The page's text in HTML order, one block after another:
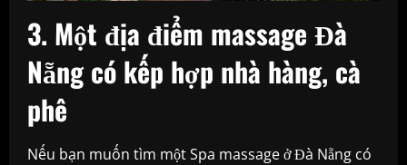
3. Một địa điểm massage Đà
Nẵng có kếp hợp nhà hàng, cà
phê
Nếu bạn muốn tìm một Spa massage ở Đà Nẵng có